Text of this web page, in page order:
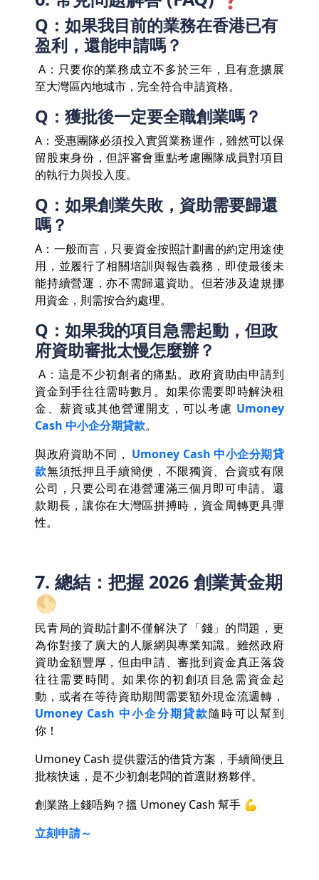
Q：如果我目前的業務在香港已有
盈利，還能申請嗎？
A：只要你的業務成立不多於三年，且有意擴展
至大灣區內地城市，完全符合申請資格。
Q：獲批後一定要全職創業嗎？
A：受惠團隊必須投入實質業務運作，雖然可以保
留股東身份，但評審會重點考慮團隊成員對項目
的執行力與投入度。
Q：如果創業失敗，資助需要歸還
嗎？
A：一般而言，只要資金按照計劃書的約定用途使
用，並履行了相關培訓與報告義務，即使最後未
能持續營運，亦不需歸還資助。但若涉及違規挪
用資金，則需按合約處理。
Q：如果我的項目急需起動，但政
府資助審批太慢怎麼辦？
A：這是不少初創者的痛點。政府資助由申請到
資金到手往往需時數月。如果你需要即時解決租
金、薪資或其他營運開支，可以考慮 Umoney
Cash 中小企分期貸款。
與政府資助不同， Umoney Cash 中小企分期貸
款無須抵押且手續簡便，不限獨資、合資或有限
公司，只要公司在港營運滿三個月即可申請。還
款期長，讓你在大灣區拼搏時，資金周轉更具彈
性。
7. 總結：把握 2026 創業黃金期
🌕
民青局的資助計劃不僅解決了「錢」的問題，更
為你對接了廣大的人脈網與專業知識。雖然政府
資助金額豐厚，但由申請、審批到資金真正落袋
往往需要時間。如果你的初創項目急需資金起
動，或者在等待資助期間需要額外現金流週轉，
Umoney Cash 中小企分期貸款隨時可以幫到
你！
Umoney Cash 提供靈活的借貸方案，手續簡便且
批核快速，是不少初創老闆的首選財務夥伴。
創業路上錢唔夠？搵 Umoney Cash 幫手 💪
立刻申請～